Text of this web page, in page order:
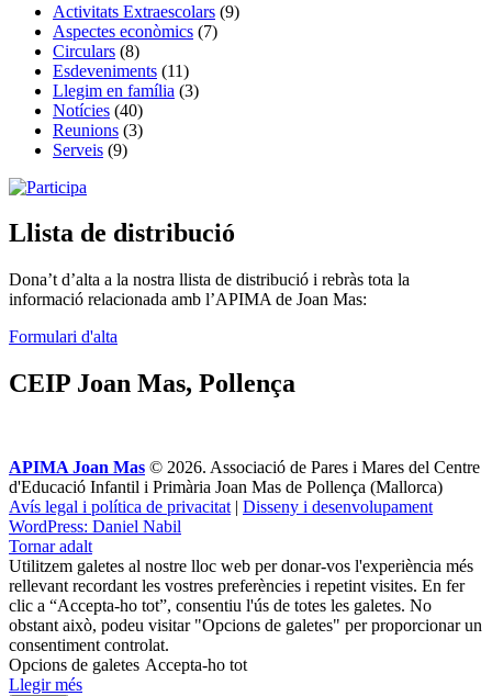
Activitats Extraescolars (9)
Aspectes econòmics (7)
Circulars (8)
Esdeveniments (11)
Llegim en família (3)
Notícies (40)
Reunions (3)
Serveis (9)
Llista de distribució
Dona’t d’alta a la nostra llista de distribució i rebràs tota la
informació relacionada amb l’APIMA de Joan Mas:
Formulari d'alta
CEIP Joan Mas, Pollença
APIMA Joan Mas © 2026. Associació de Pares i Mares del Centre
d'Educació Infantil i Primària Joan Mas de Pollença (Mallorca)
Avís legal i política de privacitat | Disseny i desenvolupament
WordPress: Daniel Nabil
Tornar adalt
Utilitzem galetes al nostre lloc web per donar-vos l'experiència més
rellevant recordant les vostres preferències i repetint visites. En fer
clic a “Accepta-ho tot”, consentiu l'ús de totes les galetes. No
obstant això, podeu visitar "Opcions de galetes" per proporcionar un
consentiment controlat.
Opcions de galetes Accepta-ho tot
Llegir més